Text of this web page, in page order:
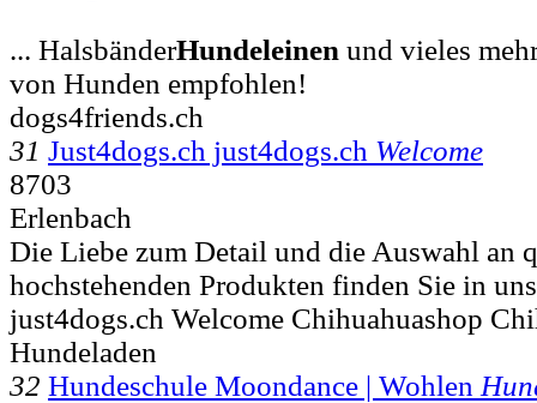
... HalsbänderHundeleinen und vieles
von Hunden empfohlen!
dogs4friends.ch
31 Just4dogs.ch just4dogs.ch Welcome
8703
Erlenbach
Die Liebe zum Detail und die Auswahl an
hochstehenden Produkten finden Sie in
just4dogs.ch Welcome Chihuahuashop
Hundeladen
32 Hundeschule Moondance | Wohlen